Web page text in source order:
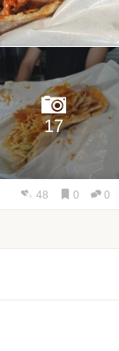
17
48 0 0